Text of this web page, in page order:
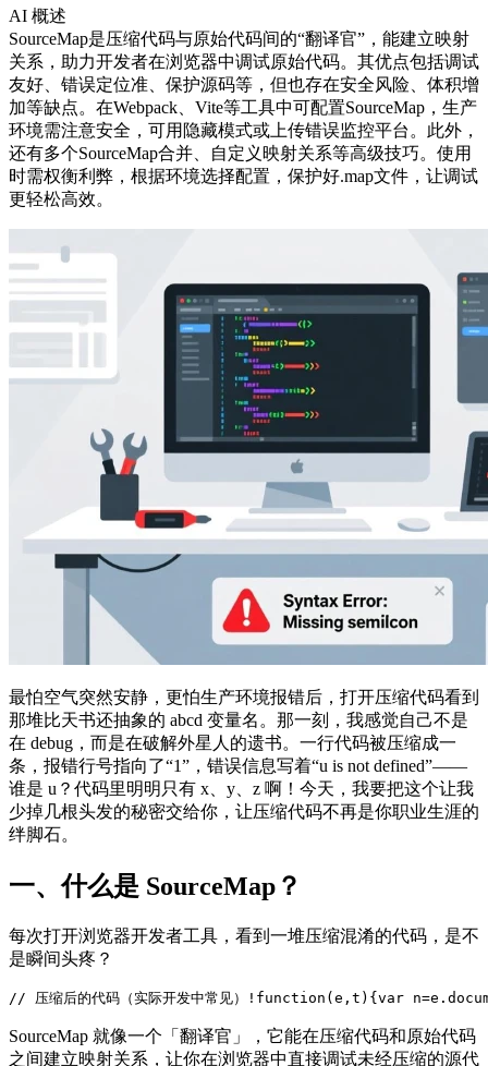
AI 概述
SourceMap是压缩代码与原始代码间的“翻译官”，能建立映射
关系，助力开发者在浏览器中调试原始代码。其优点包括调试
友好、错误定位准、保护源码等，但也存在安全风险、体积增
加等缺点。在Webpack、Vite等工具中可配置SourceMap，生产
环境需注意安全，可用隐藏模式或上传错误监控平台。此外，
还有多个SourceMap合并、自定义映射关系等高级技巧。使用
时需权衡利弊，根据环境选择配置，保护好.map文件，让调试
更轻松高效。
最怕空气突然安静，更怕生产环境报错后，打开压缩代码看到
那堆比天书还抽象的 abcd 变量名。那一刻，我感觉自己不是
在 debug，而是在破解外星人的遗书。一行代码被压缩成一
条，报错行号指向了“1”，错误信息写着“u is not defined”——
谁是 u？代码里明明只有 x、y、z 啊！今天，我要把这个让我
少掉几根头发的秘密交给你，让压缩代码不再是你职业生涯的
绊脚石。
一、什么是 SourceMap？
每次打开浏览器开发者工具，看到一堆压缩混淆的代码，是不
是瞬间头疼？
// 压缩后的代码（实际开发中常见）!function(e,t){var
SourceMap 就像一个「翻译官」，它能在压缩代码和原始代码
之间建立映射关系，让你在浏览器中直接调试未经压缩的源代